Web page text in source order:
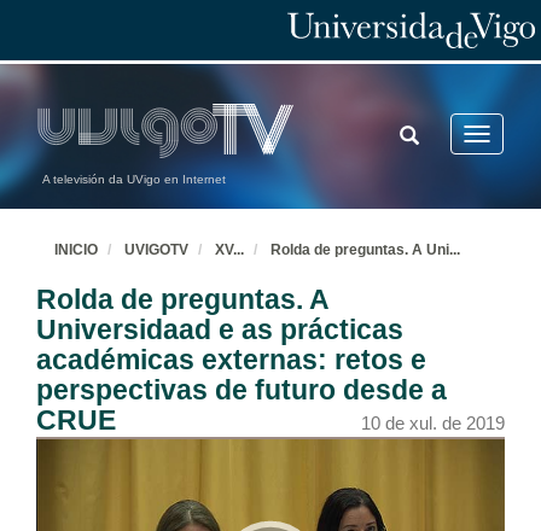
A televisión da UVigo en Internet
Toggle
TOGGLE
SEARCH
INICIO UVIGOTV XV... Rolda de preguntas. A Uni...
Rolda de preguntas. A
Universidaad e as prácticas
académicas externas: retos e
perspectivas de futuro desde a
CRUE
10 de xul. de 2019